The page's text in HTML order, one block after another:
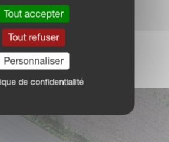
Tout accepter
Tout refuser
Personnaliser
de confidentialité